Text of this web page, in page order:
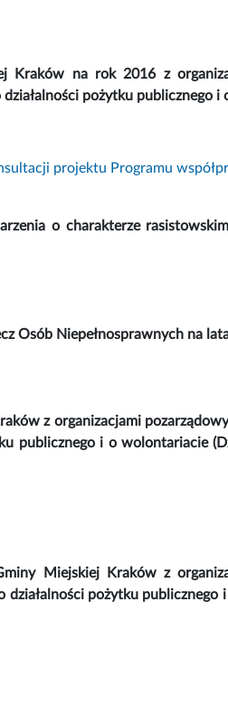
Kraków na rok 2016 z
pożytku publicznego i
projektu Programu
o charakterze
Osób Niepełnosprawnych na
z organizacjami
publicznego i o wolontariacie
Miejskiej Kraków z
pożytku publicznego